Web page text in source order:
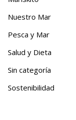
Nuestro Mar
Pesca y Mar
Salud y Dieta
Sin categoría
Sostenibilidad